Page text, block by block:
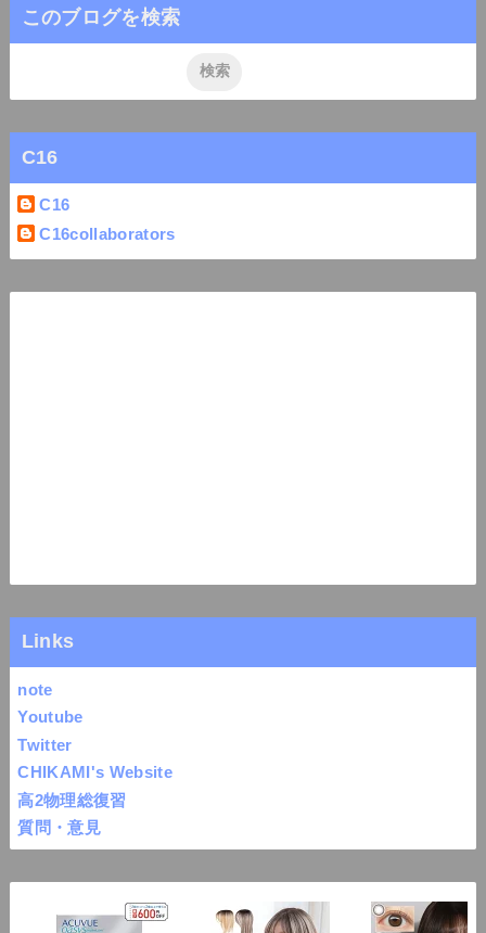
このブログを検索
C16
C16
C16collaborators
Links
note
Youtube
Twitter
CHIKAMI's Website
高2物理総復習
質問・意見